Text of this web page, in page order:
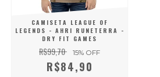
CAMISETA LEAGUE OF
LEGENDS - AHRI RUNETERRA -
DRY FIT GAMES
R$99,70 15% OFF
R$84,90